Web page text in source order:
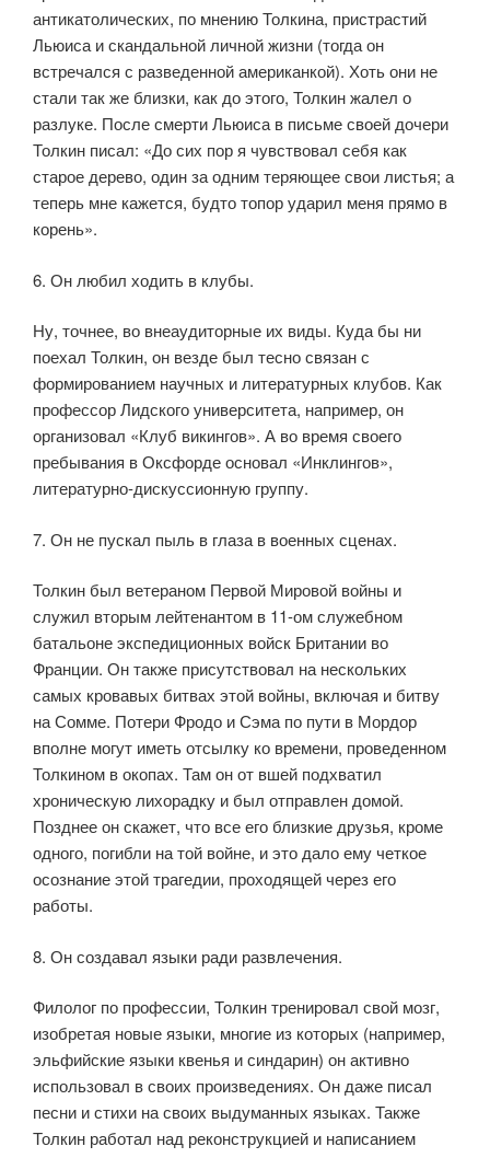
антикатолических, по мнению Толкина, пристрастий
Льюиса и скандальной личной жизни (тогда он
встречался с разведенной американкой). Хоть они не
стали так же близки, как до этого, Толкин жалел о
разлуке. После смерти Льюиса в письме своей дочери
Толкин писал: «До сих пор я чувствовал себя как
старое дерево, один за одним теряющее свои листья; а
теперь мне кажется, будто топор ударил меня прямо в
корень».
6. Он любил ходить в клубы.
Ну, точнее, во внеаудиторные их виды. Куда бы ни
поехал Толкин, он везде был тесно связан с
формированием научных и литературных клубов. Как
профессор Лидского университета, например, он
организовал «Клуб викингов». А во время своего
пребывания в Оксфорде основал «Инклингов»,
литературно-дискуссионную группу.
7. Он не пускал пыль в глаза в военных сценах.
Толкин был ветераном Первой Мировой войны и
служил вторым лейтенантом в 11-ом служебном
батальоне экспедиционных войск Британии во
Франции. Он также присутствовал на нескольких
самых кровавых битвах этой войны, включая и битву
на Сомме. Потери Фродо и Сэма по пути в Мордор
вполне могут иметь отсылку ко времени, проведенном
Толкином в окопах. Там он от вшей подхватил
хроническую лихорадку и был отправлен домой.
Позднее он скажет, что все его близкие друзья, кроме
одного, погибли на той войне, и это дало ему четкое
осознание этой трагедии, проходящей через его
работы.
8. Он создавал языки ради развлечения.
Филолог по профессии, Толкин тренировал свой мозг,
изобретая новые языки, многие из которых (например,
эльфийские языки квенья и синдарин) он активно
использовал в своих произведениях. Он даже писал
песни и стихи на своих выдуманных языках. Также
Толкин работал над реконструкцией и написанием